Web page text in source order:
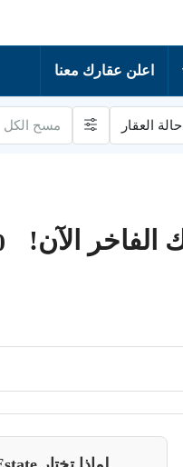
اعلن عقارك معنا
حالة العقار مسح الكل